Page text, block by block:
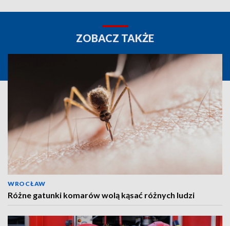
ZOBACZ TAKŻE
WROCŁAW
Różne gatunki komarów wolą kąsać różnych ludzi